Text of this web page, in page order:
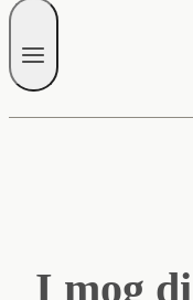
I mog di